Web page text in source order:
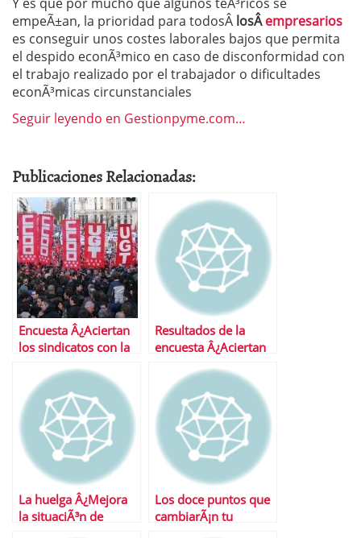
empeÃ±an, la prioridad para todosÂ losÂempresarios
es conseguir unos costes laborales bajos que permita
el despido econÃ³mico en caso de disconformidad con
el trabajo realizado por el trabajador o dificultades
econÃ³micas circunstanciales
Seguir leyendo en Gestionpyme.com…
Publicaciones Relacionadas:
Encuesta Â¿Aciertan
los sindicatos con la
Resultados de la
encuesta Â¿Aciertan
Huelga General?
La huelga Â¿Mejora
la situaciÃ³n de
Los doce puntos que
cambiarÃ¡n tu